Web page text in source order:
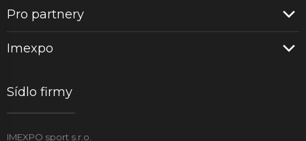
Pro partnery
Imexpo
Sídlo firmy
IMEXPO sport s.r.o.